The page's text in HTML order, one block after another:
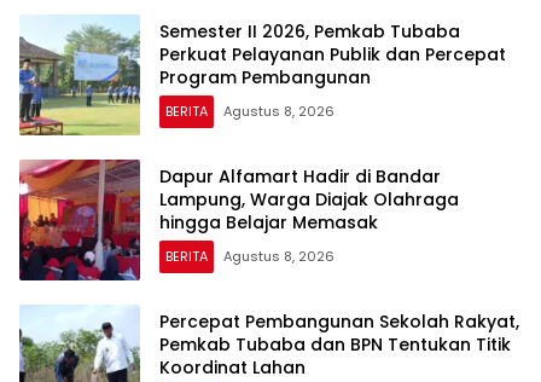
Semester II 2026, Pemkab Tubaba
Perkuat Pelayanan Publik dan Percepat
Program Pembangunan
BERITA Agustus 8, 2026
Dapur Alfamart Hadir di Bandar
Lampung, Warga Diajak Olahraga
hingga Belajar Memasak
BERITA Agustus 8, 2026
Percepat Pembangunan Sekolah Rakyat,
Pemkab Tubaba dan BPN Tentukan Titik
Koordinat Lahan